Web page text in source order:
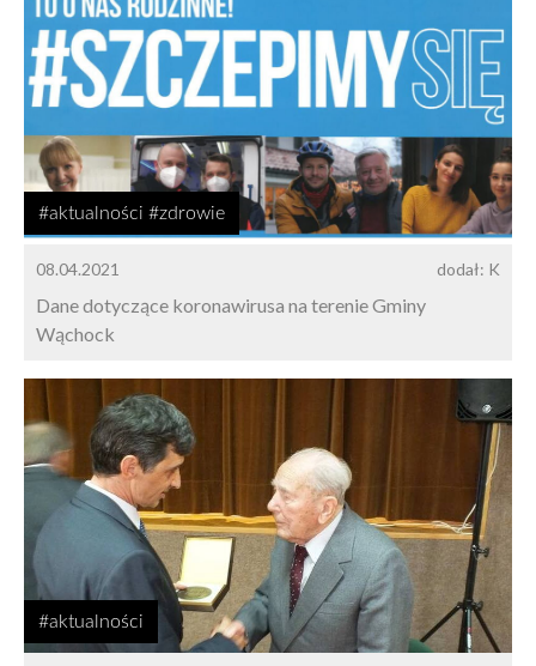
#aktualności #zdrowie
08.04.2021 dodał: K
Dane dotyczące koronawirusa na terenie Gminy
Wąchock
#aktualności